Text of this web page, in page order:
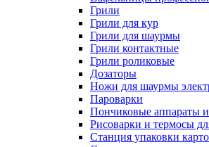
Грили
Грили для кур
Грили для шаурмы
Грили контактные
Грили роликовые
Дозаторы
Ножи для шаурмы
Пароварки
Пончиковые аппараты и
Рисоварки и термосы
Станция упаковки